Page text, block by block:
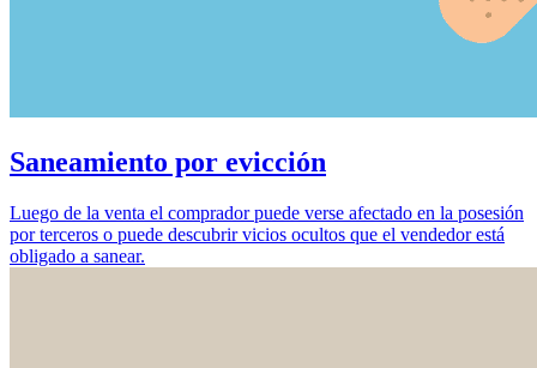
Saneamiento por evicción
Luego de la venta el comprador puede verse afectado en la posesión
por terceros o puede descubrir vicios ocultos que el vendedor está
obligado a sanear.